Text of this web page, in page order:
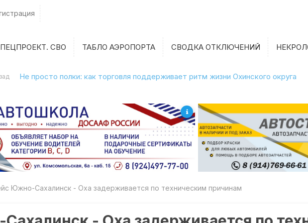
СВО ТАБЛО АЭРОПОРТА СВОДКА ОТКЛЮЧЕНИЙ
Не просто полки: как торговля поддерживает ритм жизни Охинского округа
Южно-Сахалинск - Оха задерживается по техническим причинам